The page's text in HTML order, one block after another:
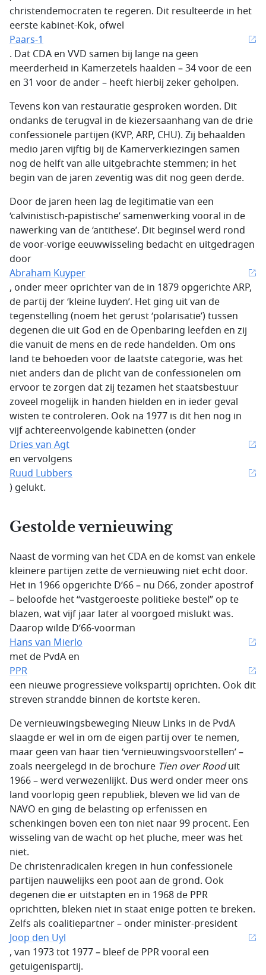
christendemocraten te regeren. Dit resulteerde in het
eerste kabinet-Kok, ofwel
Paars-1
. Dat CDA en VVD samen bij lange na geen
meerderheid in Kamerzetels haalden – 34 voor de een
en 31 voor de ander – heeft hierbij zeker geholpen.
Tevens kon van restauratie gesproken worden. Dit
ondanks de terugval in de kiezersaanhang van de drie
confessionele partijen (KVP, ARP, CHU). Zij behaalden
medio jaren vijftig bij de Kamerverkiezingen samen
nog de helft van alle uitgebrachte stemmen; in het
begin van de jaren zeventig was dit nog geen derde.
Door de jaren heen lag de legitimatie van een
‘calvinistisch-papistische’ samenwerking vooral in de
nawerking van de ‘antithese’. Dit beginsel werd rond
de voor-vorige eeuwwisseling bedacht en uitgedragen
door
Abraham Kuyper
, onder meer oprichter van de in 1879 opgerichte ARP,
de partij der ‘kleine luyden’. Het ging uit van de
tegenstelling (noem het gerust ‘polarisatie’) tussen
degenen die uit God en de Openbaring leefden en zij
die vanuit de mens en de rede handelden. Om ons
land te behoeden voor de laatste categorie, was het
niet anders dan de plicht van de confessionelen om
ervoor te zorgen dat zij tezamen het staatsbestuur
zoveel mogelijk in handen hielden en in ieder geval
wisten te controleren. Ook na 1977 is dit hen nog in
vijf achtereenvolgende kabinetten (onder
Dries van Agt
en vervolgens
Ruud Lubbers
) gelukt.
Gestolde vernieuwing
Naast de vorming van het CDA en de komst van enkele
kleinere partijen zette de vernieuwing niet echt door.
Het in 1966 opgerichte D’66 – nu D66, zonder apostrof
– beloofde het “vastgeroeste politieke bestel” op te
blazen, wat vijf jaar later al voorgoed mislukt was.
Daarop wilde D’66-voorman
Hans van Mierlo
met de PvdA en
PPR
een nieuwe progressieve volkspartij oprichten. Ook dit
streven strandde binnen de kortste keren.
De vernieuwingsbeweging Nieuw Links in de PvdA
slaagde er wel in om de eigen partij over te nemen,
maar geen van haar tien ‘vernieuwingsvoorstellen’ –
zoals neergelegd in de brochure Tien over Rooduit
1966 – werd verwezenlijkt. Dus werd onder meer ons
land voorlopig geen republiek, bleven we lid van de
NAVO en ging de belasting op erfenissen en
schenkingen boven een ton niet naar 99 procent. Een
wisseling van de wacht op het pluche, meer was het
niet.
De christenradicalen kregen in hun confessionele
partijen nauwelijks een poot aan de grond. Ook
degenen die er uitstapten en in 1968 de PPR
oprichtten, bleken niet in staat enige potten te breken.
Zelfs als coalitiepartner – onder minister-president
Joop den Uyl
, van 1973 tot 1977 – bleef de PPR vooral een
getuigenispartij.